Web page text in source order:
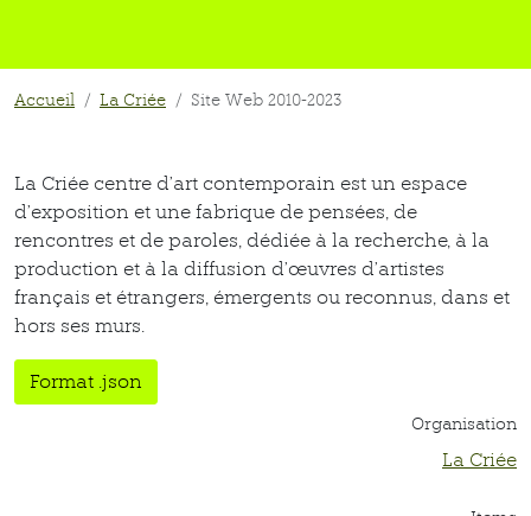
Accueil La Criée Site Web 2010-2023
La Criée centre d’art contemporain est un espace
d’exposition et une fabrique de pensées, de
rencontres et de paroles, dédiée à la recherche, à la
production et à la diffusion d’œuvres d’artistes
français et étrangers, émergents ou reconnus, dans et
hors ses murs.
Format .json
Organisation
La Criée